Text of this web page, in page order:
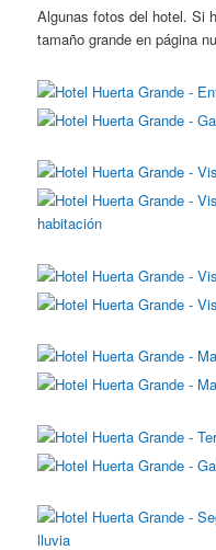
Algunas fotos del hotel. Si
tamaño grande en página